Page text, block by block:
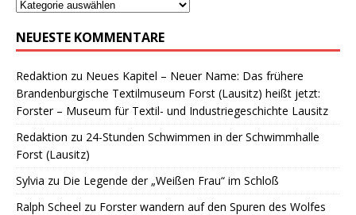
NEUESTE KOMMENTARE
Redaktion zu Neues Kapitel – Neuer Name: Das frühere
Brandenburgische Textilmuseum Forst (Lausitz) heißt jetzt:
Forster – Museum für Textil- und Industriegeschichte Lausitz
Redaktion zu 24-Stunden Schwimmen in der Schwimmhalle
Forst (Lausitz)
Sylvia zu Die Legende der „Weißen Frau“ im Schloß
Ralph Scheel zu Forster wandern auf den Spuren des Wolfes